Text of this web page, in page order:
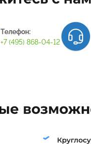
Телефон:
+7 (495) 868-04-12